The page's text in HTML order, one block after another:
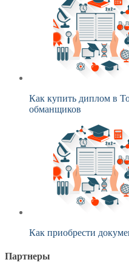
Как купить диплом в
обманщиков
Как приобрести
Партнеры